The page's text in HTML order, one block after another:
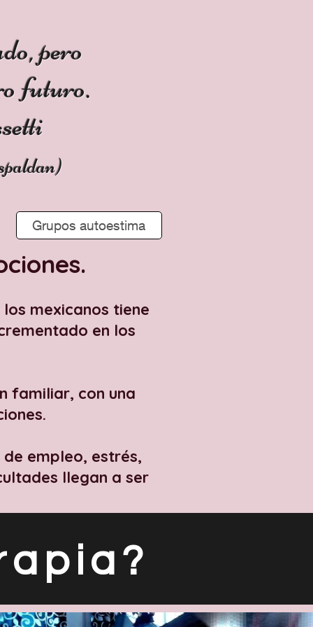
pero
futuro.
Grupos autoestima
mexicanos tiene
en los
familiar, con una
empleo, estrés,
llegan a ser